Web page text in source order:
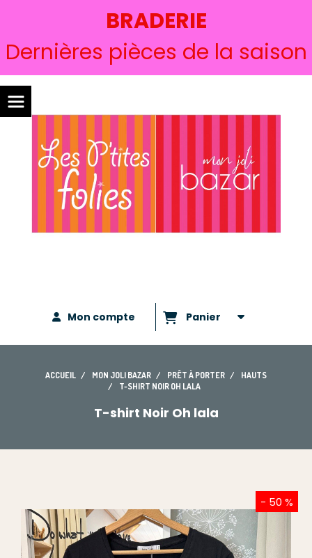
BRADERIE
Dernières pièces de la saison
Mon compte Panier
ACCUEIL MON JOLI BAZAR PRÊT À PORTER
HAUTS
T-SHIRT NOIR OH LALA
T-shirt Noir Oh lala
- 50 %